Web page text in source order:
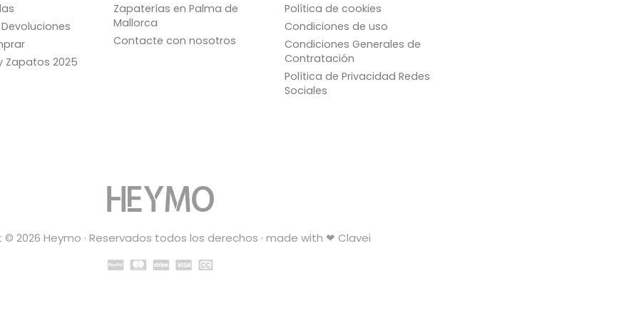
Zapatos 2025
Zapaterías en Palma de
Mallorca
Contacte con nosotros
Política de cookies
Condiciones de uso
Condiciones Generales de
Contratación
Política de Privacidad Redes
Sociales
© 2026 Heymo · Reservados todos los derechos · made with ❤ Clavei